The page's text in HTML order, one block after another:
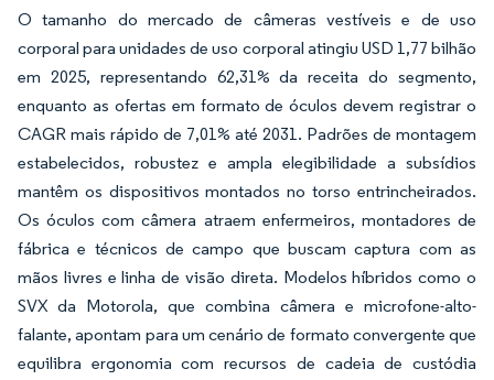
O tamanho do mercado de câmeras vestíveis e de uso
corporal para unidades de uso corporal atingiu USD 1,77 bilhão
em 2025, representando 62,31% da receita do segmento,
enquanto as ofertas em formato de óculos devem registrar o
CAGR mais rápido de 7,01% até 2031. Padrões de montagem
estabelecidos, robustez e ampla elegibilidade a subsídios
mantêm os dispositivos montados no torso entrincheirados.
Os óculos com câmera atraem enfermeiros, montadores de
fábrica e técnicos de campo que buscam captura com as
mãos livres e linha de visão direta. Modelos híbridos como o
SVX da Motorola, que combina câmera e microfone-alto-
falante, apontam para um cenário de formato convergente que
equilibra ergonomia com recursos de cadeia de custódia